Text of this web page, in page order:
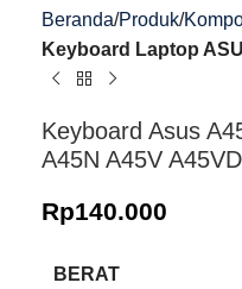
Beranda Produk
Keyboard Laptop
Keyboard Asus
A45N A45V
Rp140.000
BERAT